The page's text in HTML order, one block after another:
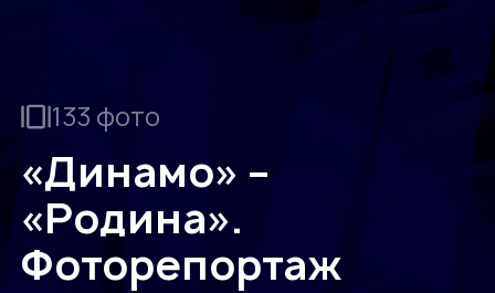
133 фото
«Динамо» –
«Родина».
Фоторепортаж